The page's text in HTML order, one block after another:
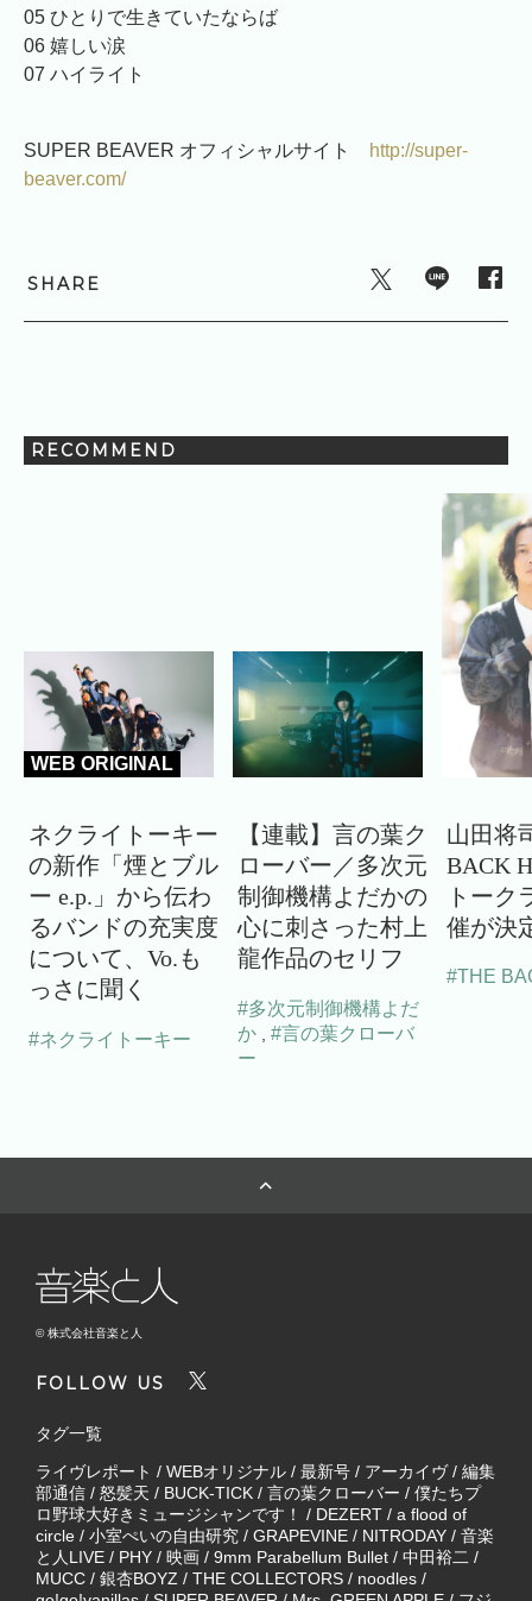
05 ひとりで生きていたならば
06 嬉しい涙
07 ハイライト
SUPER BEAVER オフィシャルサイト
http://super-
beaver.com/
SHARE
RECOMMEND
WEB ORIGINAL
ネクライトーキー
の新作「煙とブル
ー e.p.」から伝わ
るバンドの充実度
について、Vo.も
っさに聞く
#ネクライトーキー
【連載】言の葉ク
ローバー／多次元
制御機構よだかの
心に刺さった村上
龍作品のセリフ
#多次元制御機構よだ
か , #言の葉クローバ
ー
山田将
BACK
トーク
催が決
#THE
© 株式会社音楽と人
FOLLOW US
タグ一覧
ライヴレポート / WEBオリジナル / 最新号 / アーカイヴ/ 編集
部通信 / 怒髪天 / BUCK-TICK / 言の葉クローバー / 僕たちプ
ロ野球大好きミュージシャンです！
/ DEZERT / a flood of
circle / 小室ぺいの自由研究 / GRAPEVINE / NITRODAY / 音楽
と人LIVE / PHY / 映画 / 9mm Parabellum Bullet / 中田裕二 /
MUCC / 銀杏BOYZ / THE COLLECTORS / noodles /